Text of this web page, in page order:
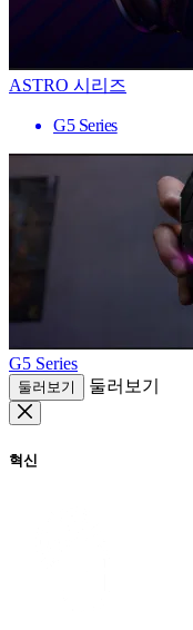
ASTRO 시리즈
G5 Series
G5 Series
둘러보기 둘러보기
혁신